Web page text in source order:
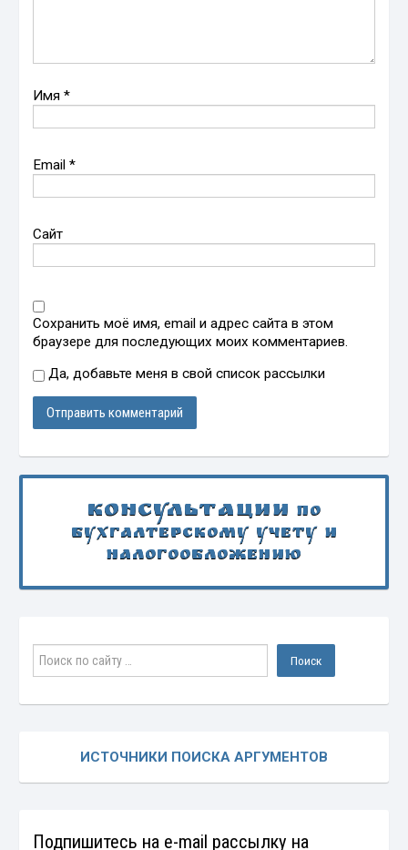
Имя*
Email*
Сайт
Сохранить моё имя, email и адрес сайта в этом
браузере для последующих моих комментариев.
Да, добавьте меня в свой список рассылки
Консультации по
бухгалтерскому учету и
налогообложению
ИСТОЧНИКИ ПОИСКА АРГУМЕНТОВ
Подпишитесь на e-mail рассылку на